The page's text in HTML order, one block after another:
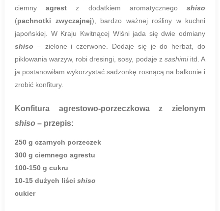
ciemnyagrest z dodatkiem aromatycznegoshiso
(pachnotki zwyczajnej), bardzo ważnej rośliny w kuchni
japońskiej. W Kraju Kwitnącej Wiśni jada się dwie odmiany
shiso – zielone i czerwone. Dodaje się je do herbat, do
piklowania warzyw, robi dresingi, sosy, podaje z sashimiitd. A
ja postanowiłam wykorzystać sadzonkę rosnącą na balkonie i
zrobić konfitury.
Konfitura agrestowo-porzeczkowa z zielonym
shiso – przepis:
250 g czarnych porzeczek
300 g ciemnego agrestu
100-150 g cukru
10-15 dużych liści shiso
cukier